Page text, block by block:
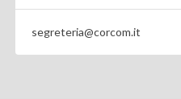
segreteria@corcom.it